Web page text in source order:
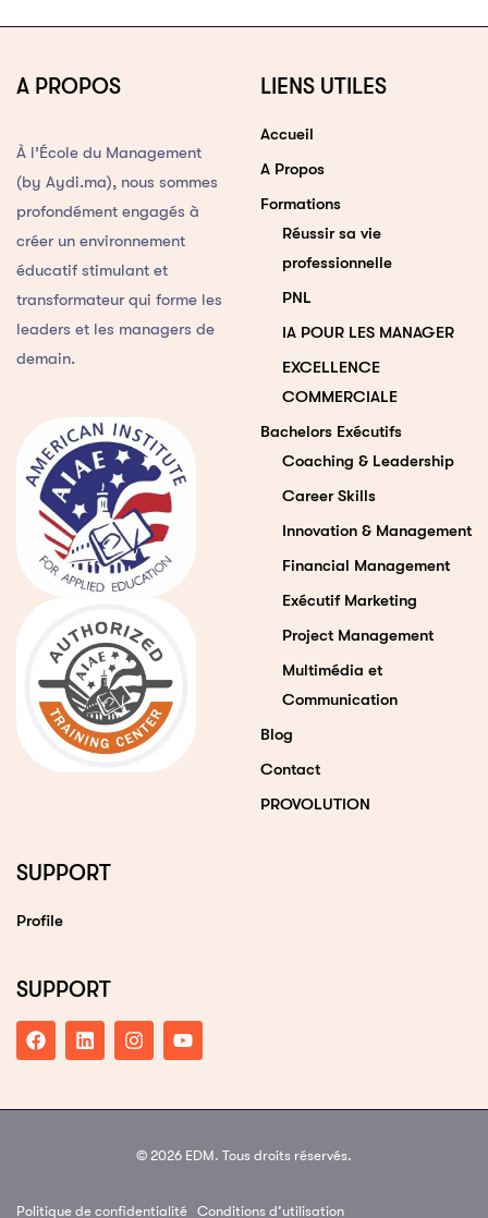
A PROPOS
À l’École du Management
(by Aydi.ma), nous sommes
profondément engagés à
créer un environnement
éducatif stimulant et
transformateur qui forme les
leaders et les managers de
demain.
LIENS UTILES
Accueil
A Propos
Formations
Réussir sa vie
professionnelle
PNL
IA POUR LES MANAGER
EXCELLENCE
COMMERCIALE
Bachelors Exécutifs
Coaching & Leadership
Career Skills
Innovation & Management
Financial Management
Exécutif Marketing
Project Management
Multimédia et
Communication
Blog
Contact
PROVOLUTION
SUPPORT
Profile
SUPPORT
© 2026 EDM. Tous droits réservés.
Politique de confidentialité Conditions d’utilisation